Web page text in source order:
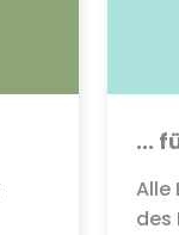
...
Alle
des